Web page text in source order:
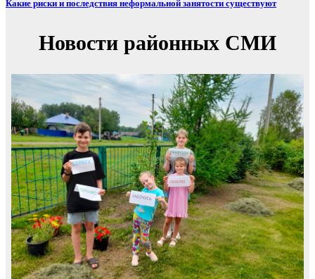
Какие риски и последствия неформальной занятости существуют